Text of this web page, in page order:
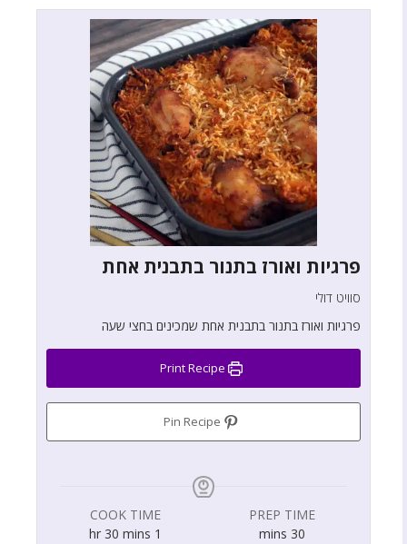
פרגיות ואורז בתנור בתבנית אחת
סוויט דולי
פרגיות ואורז בתנור בתבנית אחת שמכינים בחצי שעה
PREP TIME
30
mins
COOK TIME
1
hr 30 mins